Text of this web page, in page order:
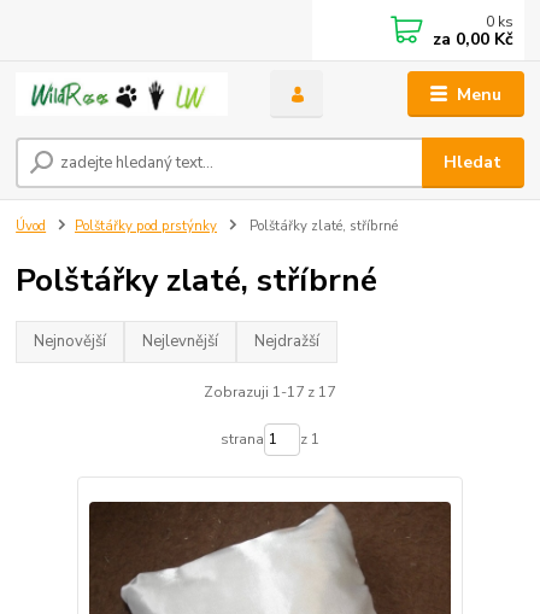
Menu
Hledat
0 ks
za 0,00 Kč
Úvod Polštářky pod prstýnky Polštářky zlaté, stříbrné
Polštářky zlaté, stříbrné
Nejnovější Nejlevnější Nejdražší
Zobrazuji 1-17 z 17
strana z 1